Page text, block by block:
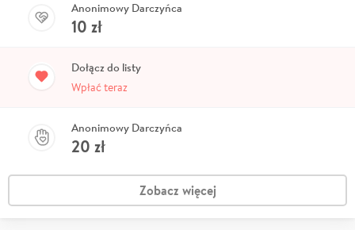
Anonimowy Darczyńca
10 zł
Dołącz do listy
Wpłać teraz
Anonimowy Darczyńca
20 zł
Zobacz więcej